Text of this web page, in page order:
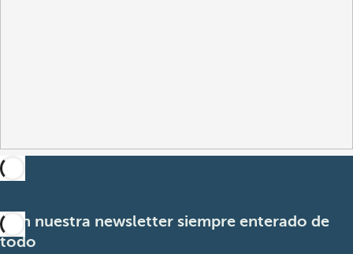
Con nuestra newsletter siempre enterado de
todo